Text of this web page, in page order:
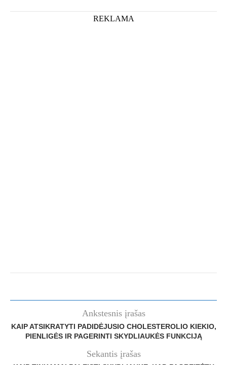
REKLAMA
Ankstesnis įrašas
KAIP ATSIKRATYTI PADIDĖJUSIO CHOLESTEROLIO KIEKIO,
PIENLIGĖS IR PAGERINTI SKYDLIAUKĖS FUNKCIJĄ
Sekantis įrašas